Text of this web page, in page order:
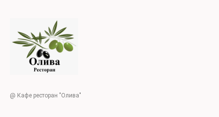
@ Кафе ресторан "Олива"